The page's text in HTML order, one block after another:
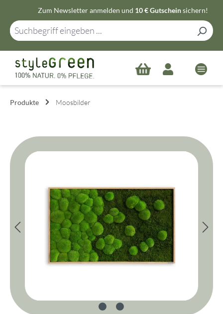
Zum Hauptinhalt springen
Zum Newsletter anmelden und 10 € Gutscheinsichern!
Produkte Moosbilder
Bildergalerie überspringen